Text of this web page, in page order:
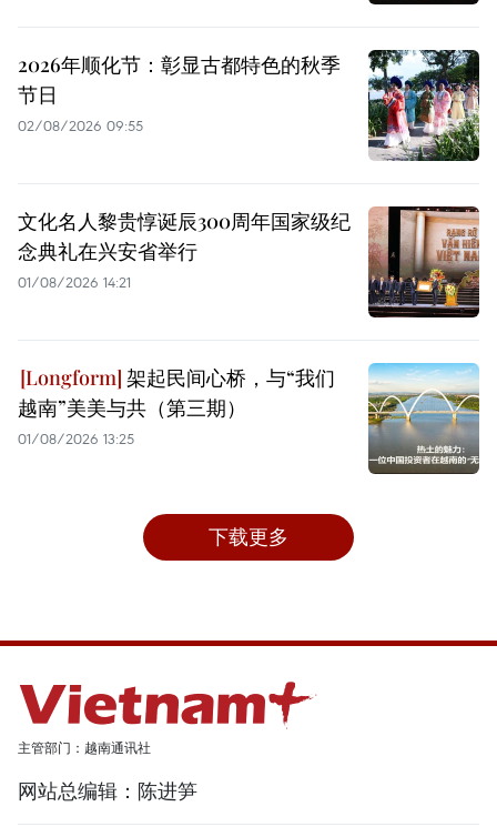
2026年顺化节：彰显古都特色的秋季
节日
02/08/2026 09:55
文化名人黎贵惇诞辰300周年国家级纪
念典礼在兴安省举行
01/08/2026 14:21
架起民间心桥，与“我们
越南”美美与共（第三期）
01/08/2026 13:25
下载更多
主管部门：越南通讯社
网站总编辑：陈进笋